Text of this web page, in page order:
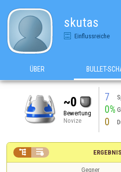
skutas
Einflussreiche
ÜBER BULLET-
~0
Bewertung
Novize
7
0%
0
 
Gegner